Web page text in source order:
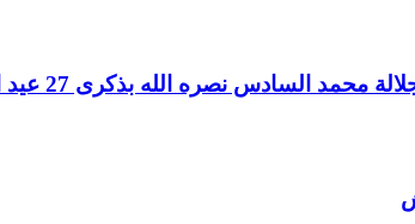
نصره الله بذكرى 27 عيد العرش المجيد